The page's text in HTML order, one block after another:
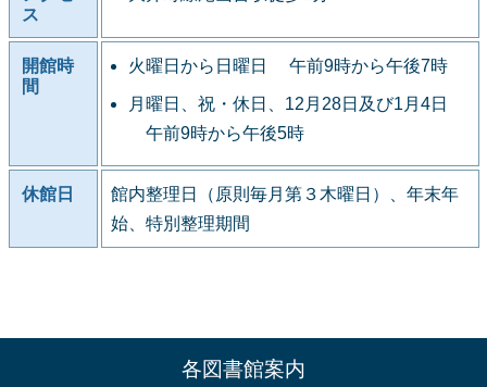
ス
開館時
間
火曜日から日曜日 午前9時から午後7時
月曜日、祝・休日、12月28日及び1月4日
午前9時から午後5時
休館日
館内整理日（原則毎月第３木曜日）、年末年
始、特別整理期間
各図書館案内